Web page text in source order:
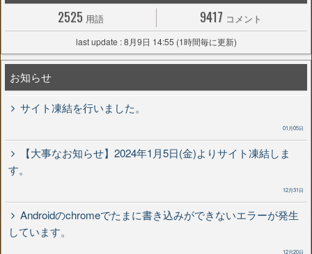
2525 用語 9417 コメント
last update : 8月9日 14:55 (1時間毎に更新)
お知らせ
サイト凍結を行いました。
01月05日
【大事なお知らせ】2024年1月5日(金)よりサイト凍結しま
す。
12月31日
Androidのchromeでたまに書き込みができないエラーが発生
しています。
12月20日